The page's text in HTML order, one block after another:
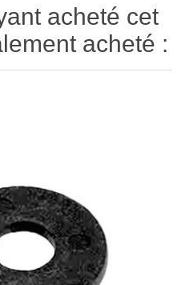
acheté cet
acheté :